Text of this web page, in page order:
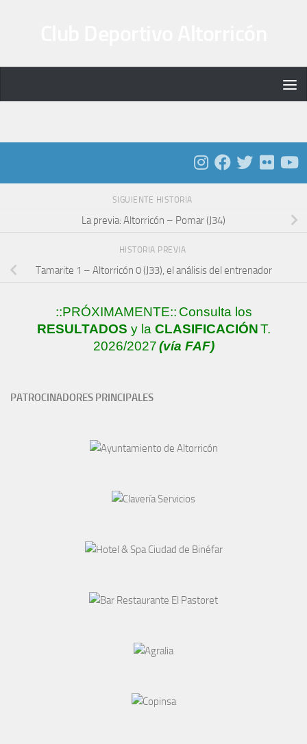
SIGUIENTE HISTORIA
La previa: Altorricón – Pomar (J34)
HISTORIA PREVIA
Tamarite 1 – Altorricón 0 (J33), el análisis del entrenador
::PRÓXIMAMENTE:: Consulta los
RESULTADOS y la CLASIFICACIÓNT.
2026/2027(vía FAF)
PATROCINADORES PRINCIPALES